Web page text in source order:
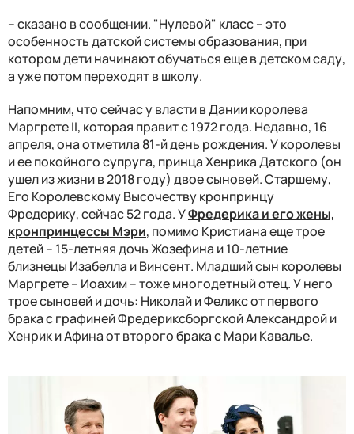
– сказано в сообщении. "Нулевой" класс – это
особенность датской системы образования, при
котором дети начинают обучаться еще в детском саду,
а уже потом переходят в школу.
Напомним, что сейчас у власти в Дании королева
Маргрете II, которая правит с 1972 года. Недавно, 16
апреля, она отметила 81-й день рождения. У королевы
и ее покойного супруга, принца Хенрика Датского (он
ушел из жизни в 2018 году) двое сыновей. Старшему,
Его Королевскому Высочеству кронпринцу
Фредерику, сейчас 52 года. УФредерика и его жены,
кронпринцессы Мэри, помимо Кристиана еще трое
детей – 15-летняя дочь Жозефина и 10-летние
близнецы Изабелла и Винсент. Младший сын королевы
Маргрете – Иоахим – тоже многодетный отец. У него
трое сыновей и дочь: Николай и Феликс от первого
брака с графиней Фредериксборгской Александрой и
Хенрик и Афина от второго брака с Мари Кавалье.